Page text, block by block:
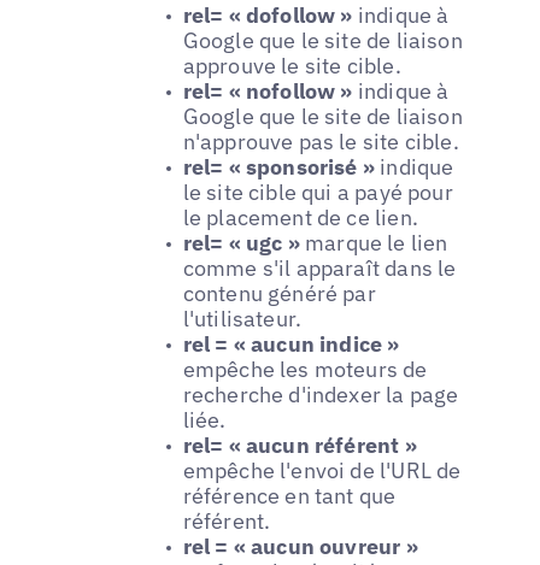
rel= « dofollow » indique à
Google que le site de liaison
approuve le site cible.
rel= « nofollow » indique à
Google que le site de liaison
n'approuve pas le site cible.
rel= « sponsorisé » indique
le site cible qui a payé pour
le placement de ce lien.
rel= « ugc »marque le lien
comme s'il apparaît dans le
contenu généré par
l'utilisateur.
rel = « aucun indice »
empêche les moteurs de
recherche d'indexer la page
liée.
rel= « aucun référent »
empêche l'envoi de l'URL de
référence en tant que
référent.
rel = « aucun ouvreur »